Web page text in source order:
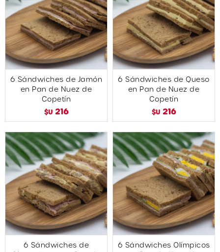
6 Sándwiches de Jamón
en Pan de Nuez de
Copetín
$U 216
6 Sándwiches de Queso
en Pan de Nuez de
Copetín
$U 216
6 Sándwiches de
6 Sándwiches Olímpicos